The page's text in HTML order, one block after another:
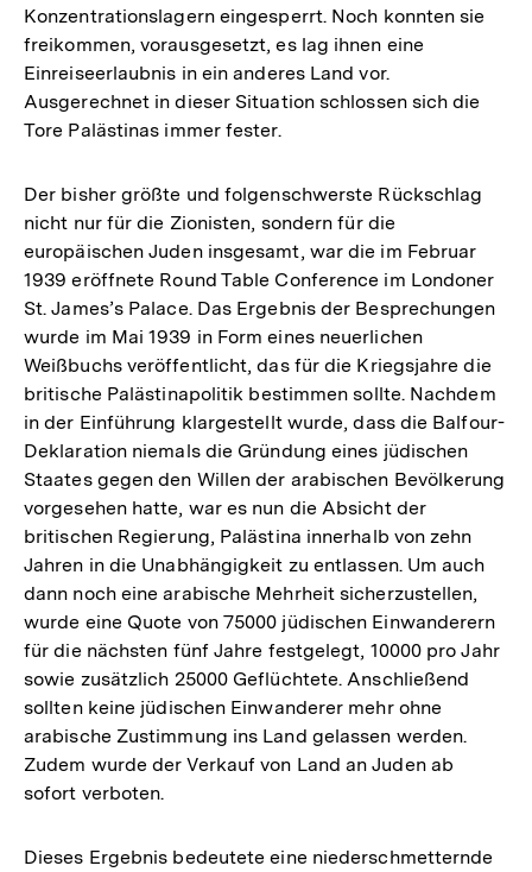
Konzentrationslagern eingesperrt. Noch konnten sie
freikommen, vorausgesetzt, es lag ihnen eine
Einreiseerlaubnis in ein anderes Land vor.
Ausgerechnet in dieser Situation schlossen sich die
Tore Palästinas immer fester.
Der bisher größte und folgenschwerste Rückschlag
nicht nur für die Zionisten, sondern für die
europäischen Juden insgesamt, war die im Februar
1939 eröffnete Round Table Conference im Londoner
St. James’s Palace. Das Ergebnis der Besprechungen
wurde im Mai 1939 in Form eines neuerlichen
Weißbuchs veröffentlicht, das für die Kriegsjahre die
britische Palästinapolitik bestimmen sollte. Nachdem
in der Einführung klargestellt wurde, dass die Balfour-
Deklaration niemals die Gründung eines jüdischen
Staates gegen den Willen der arabischen Bevölkerung
vorgesehen hatte, war es nun die Absicht der
britischen Regierung, Palästina innerhalb von zehn
Jahren in die Unabhängigkeit zu entlassen. Um auch
dann noch eine arabische Mehrheit sicherzustellen,
wurde eine Quote von 75000 jüdischen Einwanderern
für die nächsten fünf Jahre festgelegt, 10000 pro Jahr
sowie zusätzlich 25000 Geflüchtete. Anschließend
sollten keine jüdischen Einwanderer mehr ohne
arabische Zustimmung ins Land gelassen werden.
Zudem wurde der Verkauf von Land an Juden ab
sofort verboten.
Dieses Ergebnis bedeutete eine niederschmetternde